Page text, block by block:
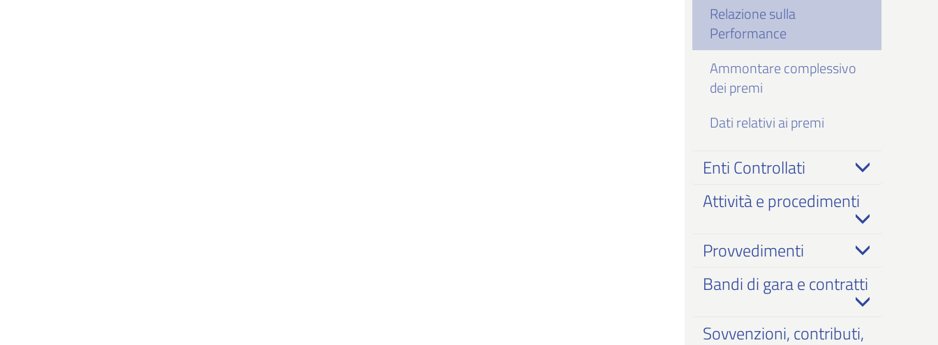
Relazione sulla
Performance
Ammontare complessivo
dei premi
Dati relativi ai premi
Enti Controllati
Attività e procedimenti
Provvedimenti
Bandi di gara e contratti
Sovvenzioni, contributi,